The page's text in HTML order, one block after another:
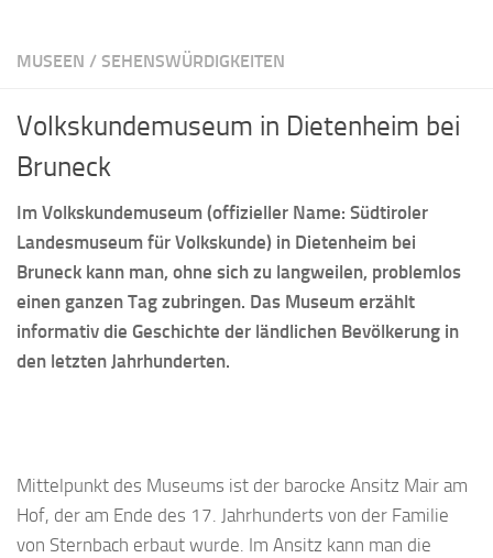
MUSEEN / SEHENSWÜRDIGKEITEN
Volkskundemuseum in Dietenheim bei
Bruneck
Im Volkskundemuseum (offizieller Name: Südtiroler
Landesmuseum für Volkskunde) in Dietenheim bei
Bruneck kann man, ohne sich zu langweilen, problemlos
einen ganzen Tag zubringen. Das Museum erzählt
informativ die Geschichte der ländlichen Bevölkerung in
den letzten Jahrhunderten.
Mittelpunkt des Museums ist der barocke Ansitz Mair am
Hof, der am Ende des 17. Jahrhunderts von der Familie
von Sternbach erbaut wurde. Im Ansitz kann man die